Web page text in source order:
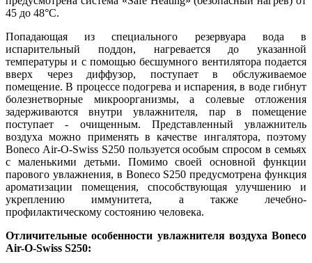
45 до 48°С.
Попадающая из специального резервуара вода в
испарительный поддон, нагревается до указанной
температуры и с помощью бесшумного вентилятора подается
вверх через диффузор, поступает в обслуживаемое
помещение. В процессе подогрева и испарения, в воде гибнут
болезнетворные микроорганизмы, а солевые отложения
задерживаются внутри увлажнителя, пар в помещение
поступает - очищенным. Представленный увлажнитель
воздуха можно применять в качестве ингалятора, поэтому
Boneco Air-O-Swiss S250 пользуется особым спросом в семьях
с маленькими детьми. Помимо своей основной функции
парового увлажнения, в Boneco S250 предусмотрена функция
ароматизации помещения, способствующая улучшению и
укреплению иммунитета, а также лечебно-
профилактическому состоянию человека.
Отличительные особенности увлажнителя воздуха Boneco
Air-O-Swiss S250: